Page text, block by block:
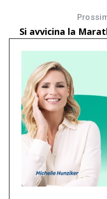
Si avvicina la